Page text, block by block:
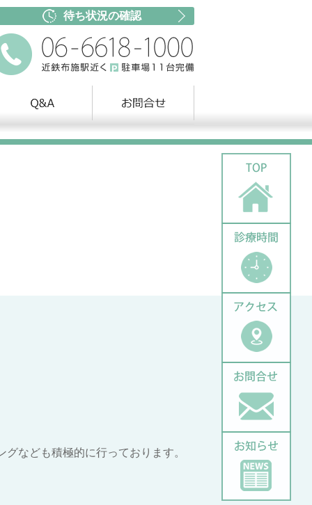
待ち状況の確認
なども積極的に行っております。